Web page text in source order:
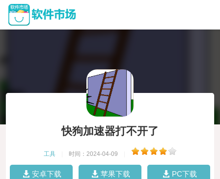
快狗加速器打不开了
工具 时间：2024-04-09
安卓下载 苹果下载 PC下载